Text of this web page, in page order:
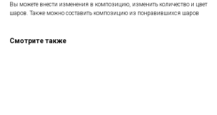
Вы можете внести изменения в композицию, изменить количество и цвет
шаров. Также можно составить композицию из понравившихся шаров
Смотрите также